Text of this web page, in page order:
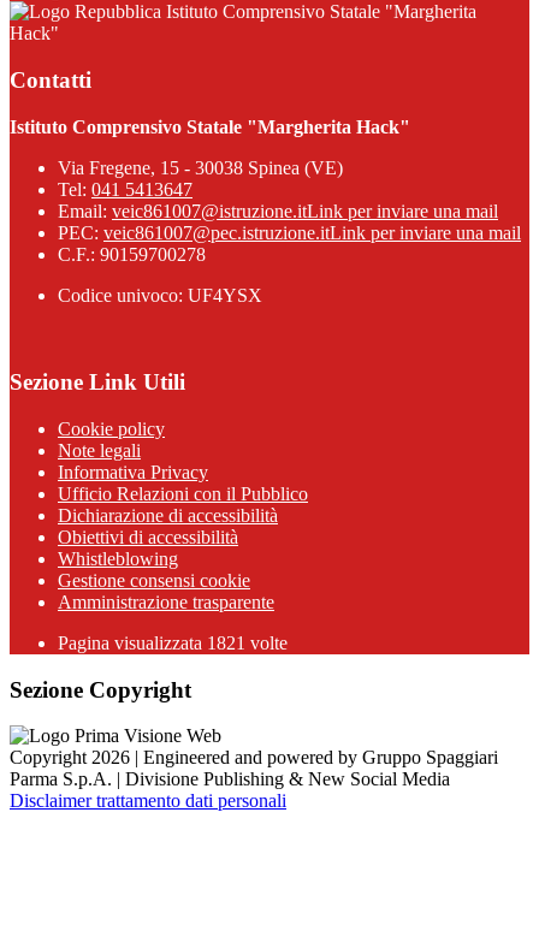
Istituto Comprensivo Statale "Margherita
Hack"
Contatti
Istituto Comprensivo Statale "Margherita Hack"
Via Fregene, 15 - 30038 Spinea (VE)
Tel: 041 5413647
Email: veic861007@istruzione.itLink per inviare una mail
PEC: veic861007@pec.istruzione.itLink per inviare una mail
C.F.: 90159700278
Codice univoco: UF4YSX
Sezione Link Utili
Cookie policy
Note legali
Informativa Privacy
Ufficio Relazioni con il Pubblico
Dichiarazione di accessibilità
Obiettivi di accessibilità
Whistleblowing
Gestione consensi cookie
Amministrazione trasparente
Pagina visualizzata 1821 volte
Sezione Copyright
Copyright 2026 | Engineered and powered by Gruppo Spaggiari
Parma S.p.A. | Divisione Publishing & New Social Media
Disclaimer trattamento dati personali